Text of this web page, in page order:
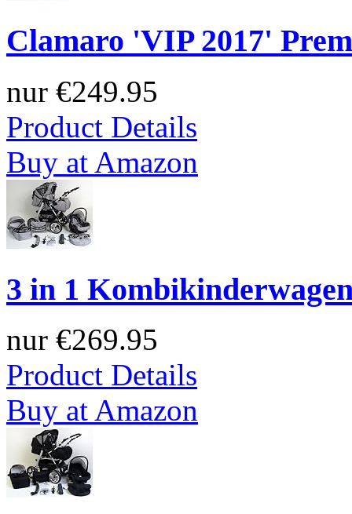
Clamaro 'VIP 2017'
nur €249.95
Product Details
Buy at Amazon
3 in 1
nur €269.95
Product Details
Buy at Amazon